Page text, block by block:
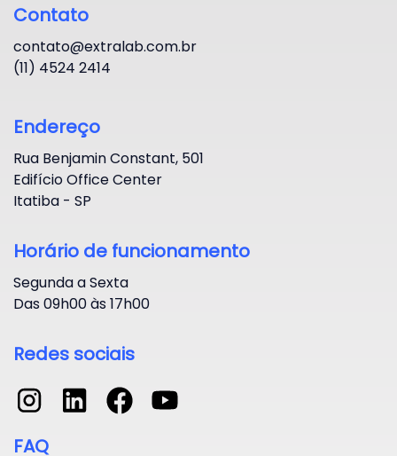
Contato
contato@extralab.com.br
(11) 4524 2414
Endereço
Rua Benjamin Constant, 501
Edifício Office Center
Itatiba - SP
Horário de funcionamento
Segunda a Sexta
Das 09h00 às 17h00
Redes sociais
FAQ